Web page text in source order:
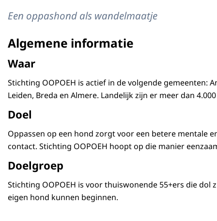
Een oppashond als wandelmaatje
Algemene informatie
Waar
Stichting OOPOEH is actief in de volgende gemeenten:
Leiden, Breda en Almere. Landelijk zijn er meer dan
Doel
Oppassen op een hond zorgt voor een betere mentale
contact. Stichting OOPOEH hoopt op die manier
Doelgroep
Stichting OOPOEH is voor thuiswonende 55+ers die
eigen hond kunnen beginnen.